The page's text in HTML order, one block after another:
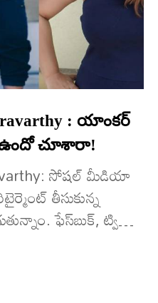
: యాంకర్
ఉందో చూశారా!
సోషల్ మీడియా
తీసుకున్న
ఫేస్‌బుక్, ట్విట్టర్,
ప్లాట్‌ఫామ్స్‌లో వాళ్ల